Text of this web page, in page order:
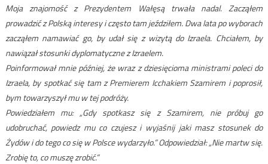
Moja znajomość z Prezydentem Wałęsą trwała nadal. Zacząłem
prowadzić z Polską interesy i często tam jeździłem. Dwa lata po wyborach
zacząłem namawiać go, by udał się z wizytą do Izraela. Chciałem, by
nawiązał stosunki dyplomatyczne z Izraelem.
Poinformował mnie później, że wraz z dziesięcioma ministrami poleci do
Izraela, by spotkać się tam z Premierem Icchakiem Szamirem i poprosił,
bym towarzyszył mu w tej podróży.
Powiedziałem mu: „Gdy spotkasz się z Szamirem, nie próbuj go
udobruchać, powiedz mu co czujesz i wyjaśnij jaki masz stosunek do
Żydów i do tego co się w Polsce wydarzyło.” Odpowiedział: „Nie martw się.
Zrobię to, co muszę zrobić.”